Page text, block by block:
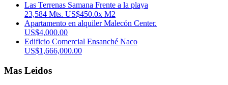
Las Terrenas Samana Frente a la playa
23,584 Mts. US$450.0x M2
Apartamento en alquiler Malecón Center.
US$4,000.00
Edificio Comercial Ensanché Naco
US$1,666,000.00
Mas Leidos